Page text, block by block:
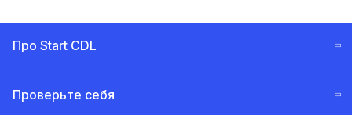
Про Start CDL
Этапы обучения CDL (ELDT)
Проверьте себя